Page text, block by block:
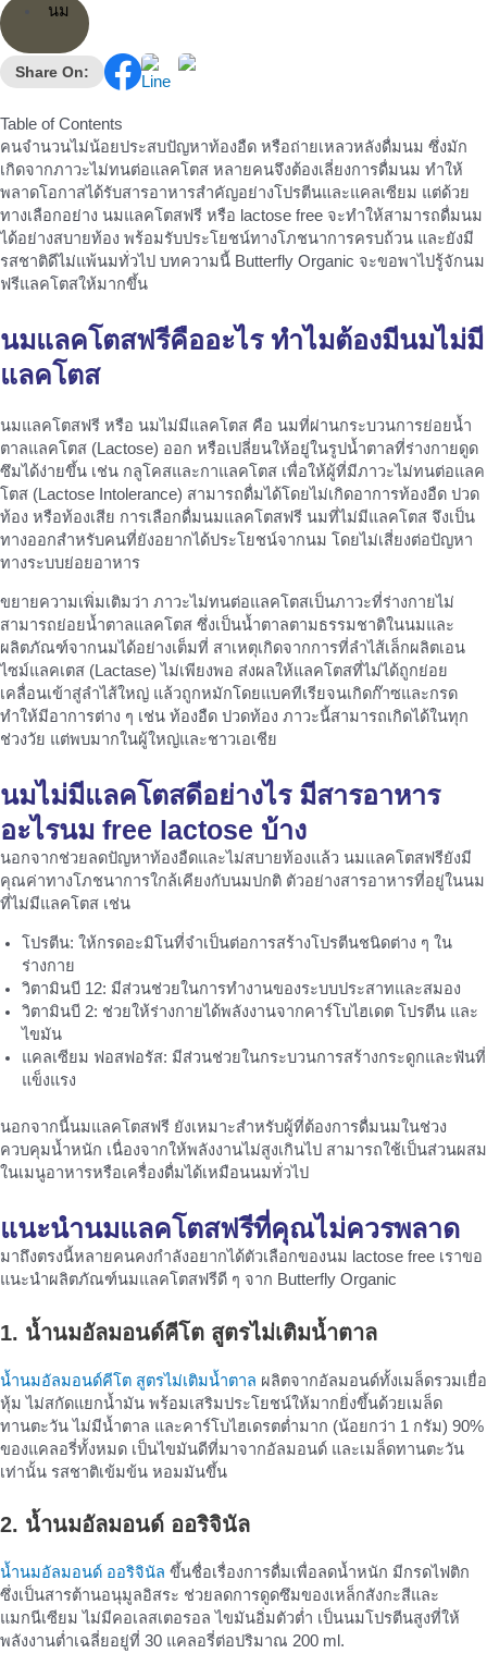
นม
Share On:
Table of Contents
คนจำนวนไม่น้อยประสบปัญหาท้องอืด หรือถ่ายเหลวหลังดื่มนม ซึ่งมัก
เกิดจากภาวะไม่ทนต่อแลคโตส หลายคนจึงต้องเลี่ยงการดื่มนม ทำให้
พลาดโอกาสได้รับสารอาหารสำคัญอย่างโปรตีนและแคลเซียม แต่ด้วย
ทางเลือกอย่าง นมแลคโตสฟรี หรือ lactose free จะทำให้สามารถดื่มนม
ได้อย่างสบายท้อง พร้อมรับประโยชน์ทางโภชนาการครบถ้วน และยังมี
รสชาติดีไม่แพ้นมทั่วไป บทความนี้ Butterfly Organic จะขอพาไปรู้จักนม
ฟรีแลคโตสให้มากขึ้น
นมแลคโตสฟรีคืออะไร ทำไมต้องมีนมไม่มี
แลคโตส
นมแลคโตสฟรี หรือ นมไม่มีแลคโตส คือ นมที่ผ่านกระบวนการย่อยน้ำ
ตาลแลคโตส (Lactose) ออก หรือเปลี่ยนให้อยู่ในรูปน้ำตาลที่ร่างกายดูด
ซึมได้ง่ายขึ้น เช่น กลูโคสและกาแลคโตส เพื่อให้ผู้ที่มีภาวะไม่ทนต่อแลค
โตส (Lactose Intolerance) สามารถดื่มได้โดยไม่เกิดอาการท้องอืด ปวด
ท้อง หรือท้องเสีย การเลือกดื่มนมแลคโตสฟรี นมที่ไม่มีแลคโตส จึงเป็น
ทางออกสำหรับคนที่ยังอยากได้ประโยชน์จากนม โดยไม่เสี่ยงต่อปัญหา
ทางระบบย่อยอาหาร
ขยายความเพิ่มเติมว่า ภาวะไม่ทนต่อแลคโตสเป็นภาวะที่ร่างกายไม่
สามารถย่อยน้ำตาลแลคโตส ซึ่งเป็นน้ำตาลตามธรรมชาติในนมและ
ผลิตภัณฑ์จากนมได้อย่างเต็มที่ สาเหตุเกิดจากการที่ลำไส้เล็กผลิตเอน
ไซม์แลคเตส (Lactase) ไม่เพียงพอ ส่งผลให้แลคโตสที่ไม่ได้ถูกย่อย
เคลื่อนเข้าสู่ลำไส้ใหญ่ แล้วถูกหมักโดยแบคทีเรียจนเกิดก๊าซและกรด
ทำให้มีอาการต่าง ๆ เช่น ท้องอืด ปวดท้อง ภาวะนี้สามารถเกิดได้ในทุก
ช่วงวัย แต่พบมากในผู้ใหญ่และชาวเอเชีย
นมไม่มีแลคโตสดีอย่างไร มีสารอาหาร
อะไรนม free lactose บ้าง
นอกจากช่วยลดปัญหาท้องอืดและไม่สบายท้องแล้ว นมแลคโตสฟรียังมี
คุณค่าทางโภชนาการใกล้เคียงกับนมปกติ ตัวอย่างสารอาหารที่อยู่ในนม
ที่ไม่มีแลคโตส เช่น
โปรตีน: ให้กรดอะมิโนที่จำเป็นต่อการสร้างโปรตีนชนิดต่าง ๆ ใน
ร่างกาย
วิตามินบี 12: มีส่วนช่วยในการทำงานของระบบประสาทและสมอง
วิตามินบี 2: ช่วยให้ร่างกายได้พลังงานจากคาร์โบไฮเดต โปรตีน และ
ไขมัน
แคลเซียม ฟอสฟอรัส: มีส่วนช่วยในกระบวนการสร้างกระดูกและฟันที่
แข็งแรง
นอกจากนี้นมแลคโตสฟรี ยังเหมาะสำหรับผู้ที่ต้องการดื่มนมในช่วง
ควบคุมน้ำหนัก เนื่องจากให้พลังงานไม่สูงเกินไป สามารถใช้เป็นส่วนผสม
ในเมนูอาหารหรือเครื่องดื่มได้เหมือนนมทั่วไป
แนะนำนมแลคโตสฟรีที่คุณไม่ควรพลาด
มาถึงตรงนี้หลายคนคงกำลังอยากได้ตัวเลือกของนม lactose free เราขอ
แนะนำผลิตภัณฑ์นมแลคโตสฟรีดี ๆ จาก Butterfly Organic
1. น้ำนมอัลมอนด์คีโต สูตรไม่เติมน้ำตาล
น้ำนมอัลมอนด์คีโต สูตรไม่เติมน้ำตาล ผลิตจากอัลมอนด์ทั้งเมล็ดรวมเยื่อ
หุ้ม ไม่สกัดแยกน้ำมัน พร้อมเสริมประโยชน์ให้มากยิ่งขึ้นด้วยเมล็ด
ทานตะวัน ไม่มีน้ำตาล และคาร์โบไฮเดรตต่ำมาก (น้อยกว่า 1 กรัม) 90%
ของแคลอรี่ทั้งหมด เป็นไขมันดีที่มาจากอัลมอนด์ และเมล็ดทานตะวัน
เท่านั้น รสชาติเข้มข้น หอมมันขึ้น
2. น้ำนมอัลมอนด์ ออริจินัล
น้ำนมอัลมอนด์ ออริจินัล ขึ้นชื่อเรื่องการดื่มเพื่อลดน้ำหนัก มีกรดไฟติก
ซึ่งเป็นสารต้านอนุมูลอิสระ ช่วยลดการดูดซึมของเหล็กสังกะสีและ
แมกนีเซียม ไม่มีคอเลสเตอรอล ไขมันอิ่มตัวต่ำ เป็นนมโปรตีนสูงที่ให้
พลังงานต่ำเฉลี่ยอยู่ที่ 30 แคลอรี่ต่อปริมาณ 200 ml.